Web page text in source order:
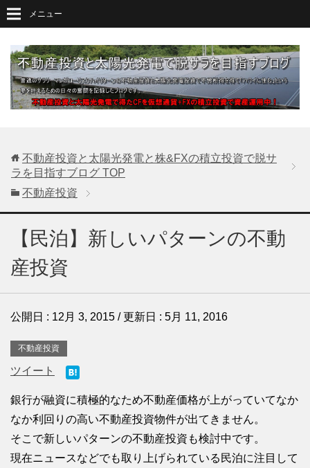
メニュー
不動産投資と太陽光発電と株&FXの積立投資で脱サ
ラを目指すブログ TOP
不動産投資
【民泊】新しいパターンの不動
産投資
公開日 : 12月 3, 2015 / 更新日 : 5月 11, 2016
不動産投資
ツイート
銀行が融資に積極的なため不動産価格が上がっていてなか
なか利回りの高い不動産投資物件が出てきません。
そこで新しいパターンの不動産投資も検討中です。
現在ニュースなどでも取り上げられている民泊に注目して